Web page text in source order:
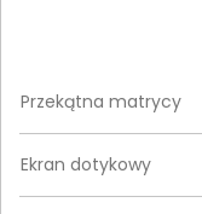
Przekątna matrycy
Ekran dotykowy